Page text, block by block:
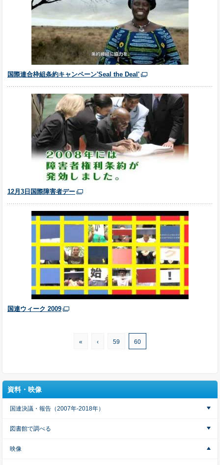
国際連合枠組条約キャンペーン'Seal the Deal'
12月3日国際障害者デー
国連ウィーク 2009
« ‹ 59 60
資料・映像
国連決議・報告（2007年-2018年）
図書館で調べる
映像